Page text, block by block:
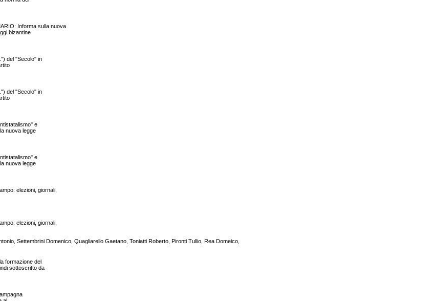
Informa sulla nuova
bizantine
del "Secolo" in
del "Secolo" in
e
nuova legge
e
nuova legge
elezioni, giornali,
elezioni, giornali,
Settembrini Domenico, Quagliarello Gaetano, Toniatti Roberto, Pironti Tullio, Rea Domeico,
formazione del
sottoscritto da